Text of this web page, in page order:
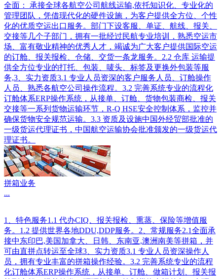
全面： 承接全球各航空公司航线运输,依托知识化、专业化的
管理团队，凭借现代化的硬件设施，为客户提供全方位、个性
化的优质空运出口服务。部门下设客服、单证、航线、报关、
交接等几个子部门，拥有一批经过民航专业培训，熟悉空运市
场、富有敬业精神的优秀人才，竭诚为广大客户提供国际空运
的订舱、报关报检、仓储、交货一条龙服务。2.2 仓库 运输提
供全方位专业的打托、包装、唛头、标签及更换外包装等服
务,3、实力资质3.1 专业人员资深的客户服务人员、订舱操作
人员、熟悉各航空公司操作流程。3.2 完善系统专业的流程化
订舱体系ERP操作系统，从接单、订舱、货物包装商检、报关
交接等一系列货物运输环节，R-Q HSE安全控制体系，监控并
确保货物安全规范运输。3.3 资质及设施中国外经贸部批准的
一级货运代理证书，中国航空运输协会批准颁发的一级货运代
理证书。
拼箱业务
...
1、特色服务1.1 代办CIQ、报关报检、熏蒸、保险等增值服
务。1.2 提供世界各地DDU,DDP服务。2、常规服务2.1全面承
接中东印巴,美国加拿大、日韩、东南亚,澳洲南美等拼箱，并
可由直拼点转运至全球3、实力资质3.1 专业人员资深操作人
员，拥有专业丰富的拼箱操作经验。3.2 完善系统专业的流程
化订舱体系ERP操作系统，从接单、订舱、做箱计划、报关报